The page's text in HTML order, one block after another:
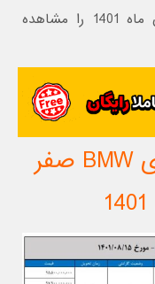
BMW صفر کیلومتر در ایران برای آبان ماه 1401 را مشاهده
قیمت جدید خودروهای BMW صفر